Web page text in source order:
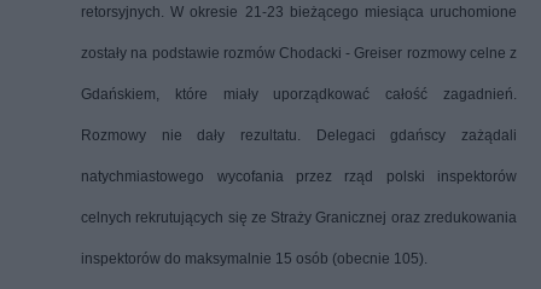
retorsyjnych. W okresie 21-23 bieżącego miesiąca uruchomione
zostały na podstawie rozmów Chodacki - Greiser rozmowy celne z
Gdańskiem, które miały uporządkować całość zagadnień.
Rozmowy nie dały rezultatu. Delegaci gdańscy zażądali
natychmiastowego wycofania przez rząd polski inspektorów
celnych rekrutujących się ze Straży Granicznej oraz zredukowania
inspektorów do maksymalnie 15 osób (obecnie 105).